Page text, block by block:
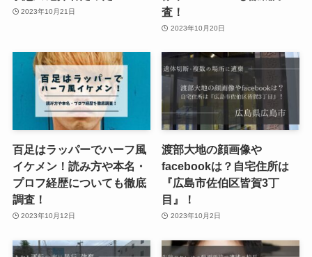
2023年10月21日
査！
2023年10月20日
百足はラッパーでハーフ風
イケメン！読み方や本名・
プロフ経歴についても徹底
調査！
2023年10月12日
渡部大地の顔画像や
facebookは？自宅住所は
『広島市佐伯区皆賀3丁
目』！
2023年10月2日